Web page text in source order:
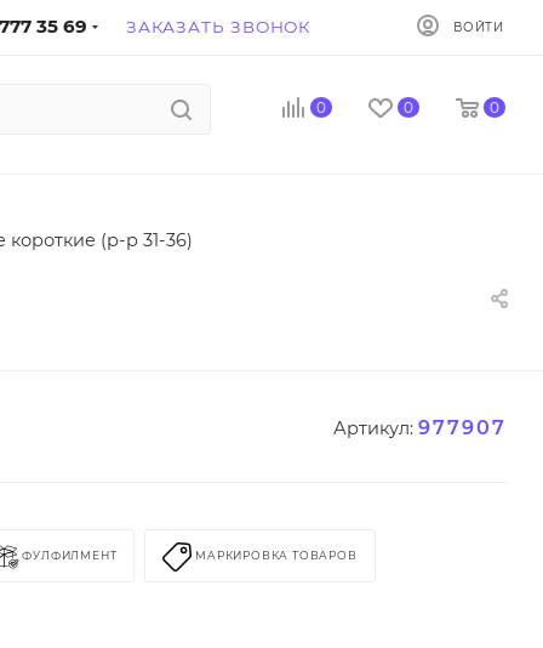
35 69 ЗАКАЗАТЬ ЗВОНОК ВОЙТИ
0 0 0
(р-р 31-36)
Артикул: 977907
ФУЛФИЛМЕНТ МАРКИРОВКА ТОВАРОВ